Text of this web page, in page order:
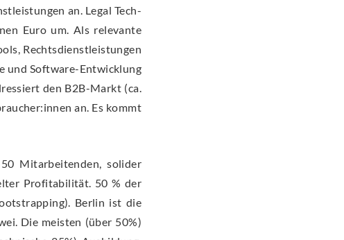
an. Legal Tech-
Euro um. Als relevante
Rechtsdienstleistungen
und Software-Entwicklung
den B2B-Markt (ca.
an. Es kommt
Mitarbeitenden, solider
Profitabilität. 50 % der
Berlin ist die
Die meisten (über 50%)